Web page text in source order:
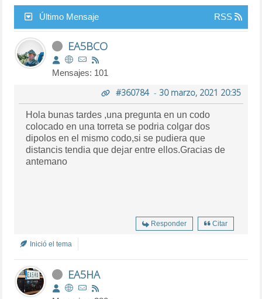
Último Mensaje RSS
EA5BCO
Mensajes: 101
#360784- 30 marzo, 2021 20:35
Hola bunas tardes ,una pregunta en un codo
colocado en una torreta se podria colgar dos
dipolos en el mismo codo,si se pudiera que
distancis tendia que dejar entre ellos.Gracias de
antemano
Responder Citar
Inició el tema
EA5HA